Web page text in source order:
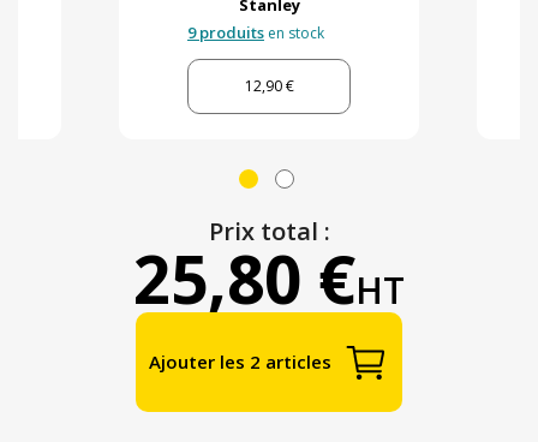
Stanley
9 produits en stock
12,90 €
Prix total :
25,80 €HT
Ajouter les 2 articles